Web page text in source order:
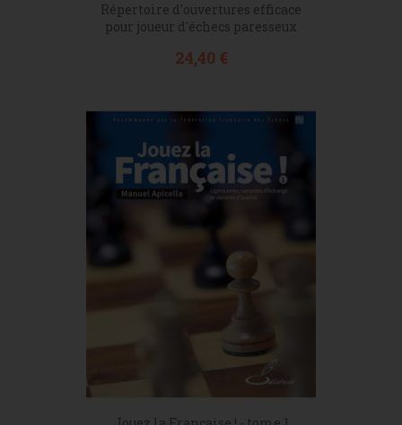
Répertoire d'ouvertures efficace
pour joueur d'échecs paresseux
Prix
24,40 €